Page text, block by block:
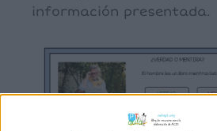
información presentada.